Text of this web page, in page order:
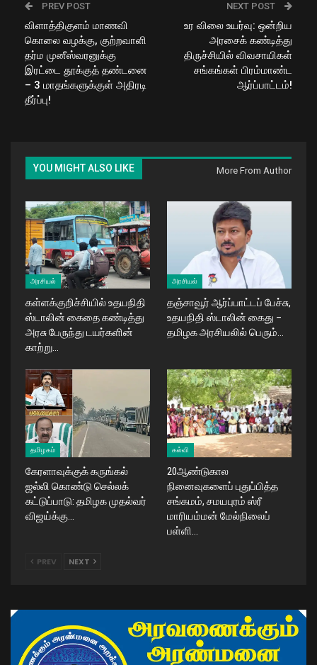
PREV POST
விளாத்திகுளம் மாணவி
கொலை வழக்கு, குற்றவாளி
தர்ம முனீஸ்வரனுக்கு
இரட்டை தூக்குத் தண்டனை
– 3 மாதங்களுக்குள் அதிரடி
தீர்ப்பு!
NEXT POST
உர விலை உயர்வு: ஒன்றிய
அரசைக் கண்டித்து
திருச்சியில் விவசாயிகள்
சங்கங்கள் பிரம்மாண்ட
ஆர்ப்பாட்டம்!
YOU MIGHT ALSO LIKE More From Author
அரசியல்
கள்ளக்குறிச்சியில் உதயநிதி
ஸ்டாலின் கைதை கண்டித்து
அரசு பேருந்து டயர்களின்
காற்று…
அரசியல்
தஞ்சாவூர் ஆர்ப்பாட்டப் பேச்சு,
உதயநிதி ஸ்டாலின் கைது –
தமிழக அரசியலில் பெரும்…
தமிழகம்
கேரளாவுக்குக் கருங்கல்
ஜல்லி கொண்டு செல்லக்
கட்டுப்பாடு: தமிழக முதல்வர்
விஜய்க்கு…
கல்வி
20ஆண்டுகால
நினைவுகளைப் புதுப்பித்த
சங்கமம், சமயபுரம் ஸ்ரீ
மாரியம்மன் மேல்நிலைப்
பள்ளி…
PREV NEXT